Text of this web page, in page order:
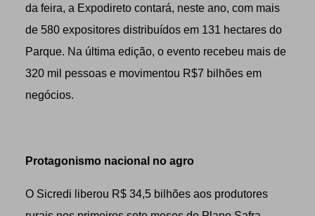
da feira, a Expodireto contará, neste ano, com mais
de 580 expositores distribuídos em 131 hectares do
Parque. Na última edição, o evento recebeu mais de
320 mil pessoas e movimentou R$7 bilhões em
negócios.
Protagonismo nacional no agro
O Sicredi liberou R$ 34,5 bilhões aos produtores